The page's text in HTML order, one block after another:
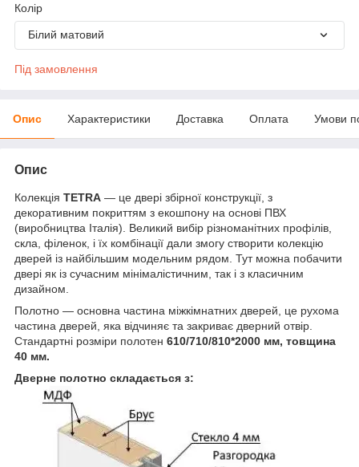
Колір
Білий матовий
Під замовлення
Опис Характеристики Доставка Оплата Умови
Опис
Колекція TETRA — це двері збірної конструкції, з
декоративним покриттям з екошпону на основі ПВХ
(виробництва Італія). Великий вибір різноманітних профілів,
скла, філенок, і їх комбінації дали змогу створити колекцію
дверей із найбільшим модельним рядом. Тут можна побачити
двері як із сучасним мінімалістичним, так і з класичним
дизайном.
Полотно — основна частина міжкімнатних дверей, це рухома
частина дверей, яка відчиняє та закриває дверний отвір.
Стандартні розміри полотен 610/710/810*2000 мм, товщина
40 мм.
Дверне полотно складається з: